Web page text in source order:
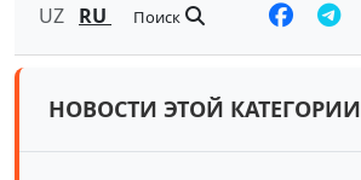
UZ RU Поиск
НОВОСТИ ЭТОЙ КАТЕГОРИИ